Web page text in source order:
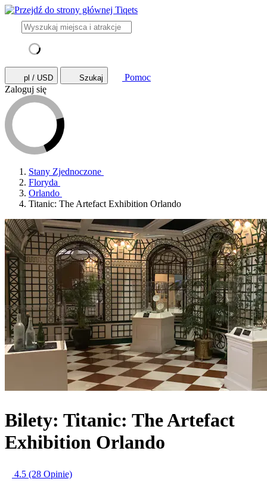
pl / USD Szukaj
Pomoc
Zaloguj się
Stany Zjednoczone
Floryda
Orlando
Titanic: The Artefact Exhibition Orlando
Bilety: Titanic: The Artefact
Exhibition Orlando
4.5 (28 Opinie)